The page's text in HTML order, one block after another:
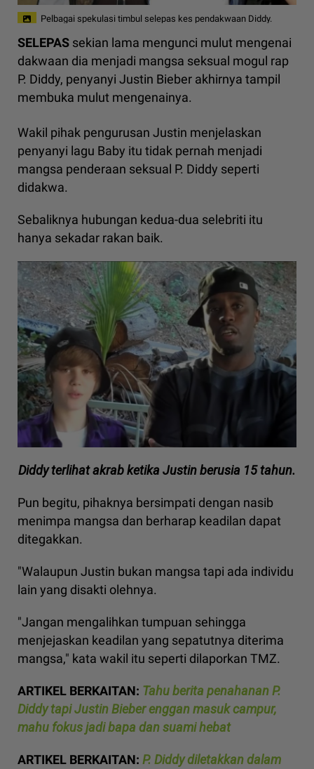
Pelbagai spekulasi timbul selepas kes pendakwaan Diddy.
SELEPAS sekian lama mengunci mulut mengenai
dakwaan dia menjadi mangsa seksual mogul rap
P. Diddy, penyanyi Justin Bieber akhirnya tampil
membuka mulut mengenainya.
Wakil pihak pengurusan Justin menjelaskan
penyanyi lagu Baby itu tidak pernah menjadi
mangsa penderaan seksual P. Diddy seperti
didakwa.
Sebaliknya hubungan kedua-dua selebriti itu
hanya sekadar rakan baik.
Diddy terlihat akrab ketika Justin berusia 15 tahun.
Pun begitu, pihaknya bersimpati dengan nasib
menimpa mangsa dan berharap keadilan dapat
ditegakkan.
"Walaupun Justin bukan mangsa tapi ada individu
lain yang disakti olehnya.
"Jangan mengalihkan tumpuan sehingga
menjejaskan keadilan yang sepatutnya diterima
mangsa," kata wakil itu seperti dilaporkan TMZ.
ARTIKEL BERKAITAN: Tahu berita penahanan P.
Diddy tapi Justin Bieber enggan masuk campur,
mahu fokus jadi bapa dan suami hebat
ARTIKEL BERKAITAN: P. Diddy diletakkan dalam